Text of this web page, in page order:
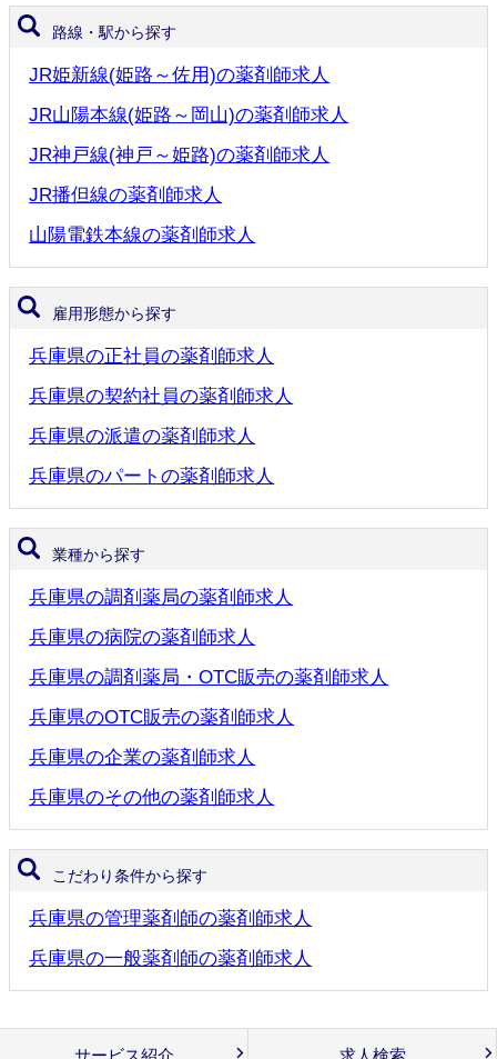
路線・駅から探す
JR姫新線(姫路～佐用)の薬剤師求人
JR山陽本線(姫路～岡山)の薬剤師求人
JR神戸線(神戸～姫路)の薬剤師求人
JR播但線の薬剤師求人
山陽電鉄本線の薬剤師求人
雇用形態から探す
兵庫県の正社員の薬剤師求人
兵庫県の契約社員の薬剤師求人
兵庫県の派遣の薬剤師求人
兵庫県のパートの薬剤師求人
業種から探す
兵庫県の調剤薬局の薬剤師求人
兵庫県の病院の薬剤師求人
兵庫県の調剤薬局・OTC販売の薬剤師求人
兵庫県のOTC販売の薬剤師求人
兵庫県の企業の薬剤師求人
兵庫県のその他の薬剤師求人
こだわり条件から探す
兵庫県の管理薬剤師の薬剤師求人
兵庫県の一般薬剤師の薬剤師求人
サービス紹介 求人検索